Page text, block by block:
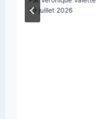
29 juillet 2026